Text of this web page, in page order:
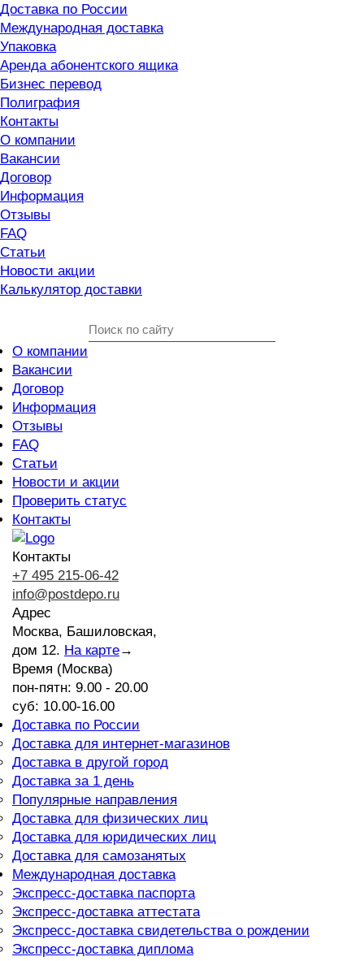
Доставка по России
Международная доставка
Упаковка
Аренда абонентского ящика
Бизнес перевод
Полиграфия
Контакты
О компании
Вакансии
Договор
Информация
Отзывы
FAQ
Статьи
Новости акции
Калькулятор доставки
О компании
Вакансии
Договор
Информация
Отзывы
FAQ
Статьи
Новости и акции
Проверить статус
Контакты
Контакты
+7 495 215-06-42
info@postdepo.ru
Адрес
Москва, Башиловская,
дом 12. На карте→
Время (Москва)
пон-пятн: 9.00 - 20.00
суб: 10.00-16.00
Доставка по России
Доставка для интернет-магазинов
Доставка в другой город
Доставка за 1 день
Популярные направления
Доставка для физических лиц
Доставка для юридических лиц
Доставка для самозанятых
Международная доставка
Экспресс-доставка паспорта
Экспресс-доставка аттестата
Экспресс-доставка свидетельства о рождении
Экспресс-доставка диплома